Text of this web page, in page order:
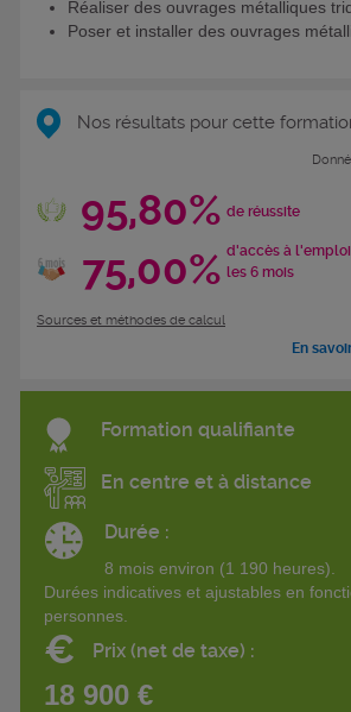
Réaliser des ouvrages métalliques
Poser et installer des ouvrages
Nos résultats pour cette
95,80% de réussite
75,00% d'accès à
les 6 mois
Sources et méthodes de calcul
En
Formation qualifiante
En centre et à distance
Durée :
8 mois environ (1 190 heures).
Durées indicatives et ajustables en
personnes.
€ Prix (net de taxe) :
18 900 €